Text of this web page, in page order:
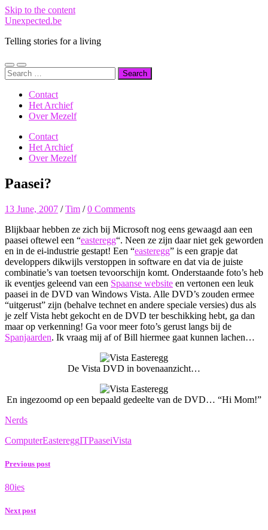
Skip to the content
Unexpected.be
Telling stories for a living
Toggle
mobile
Toggle
search
Search
for:
Contact
Het Archief
Over Mezelf
Contact
Het Archief
Over Mezelf
Paasei?
13 June, 2007 /Tim /0 Comments
Blijkbaar hebben ze zich bij Microsoft nog eens gewaagd aan een
paasei oftewel een “easteregg“. Neen ze zijn daar niet gek geworden
en in de ei-industrie gestapt! Een “easteregg” is een grapje dat
developpers dikwijls verstoppen in software en dat via de juiste
combinatie’s van toetsen tevoorschijn komt. Onderstaande foto’s heb
ik eventjes geleend van een Spaanse website en vertonen een leuk
paasei in de DVD van Windows Vista. Alle DVD’s zouden ermee
“uitgerust” zijn (behalve technet en andere speciale versies) dus als
je zelf Vista hebt gekocht en de DVD ter beschikking hebt, ga dan
maar op verkenning! Ga voor meer foto’s gerust langs bij de
Spanjaarden. Ik vraag mij af of Bill hiermee gaat kunnen lachen…
De Vista DVD in bovenaanzicht…
En ingezoomd op een bepaald gedeelte van de DVD… “Hi Mom!”
Nerds
ComputerEastereggITPaaseiVista
Previous post
80ies
Next post